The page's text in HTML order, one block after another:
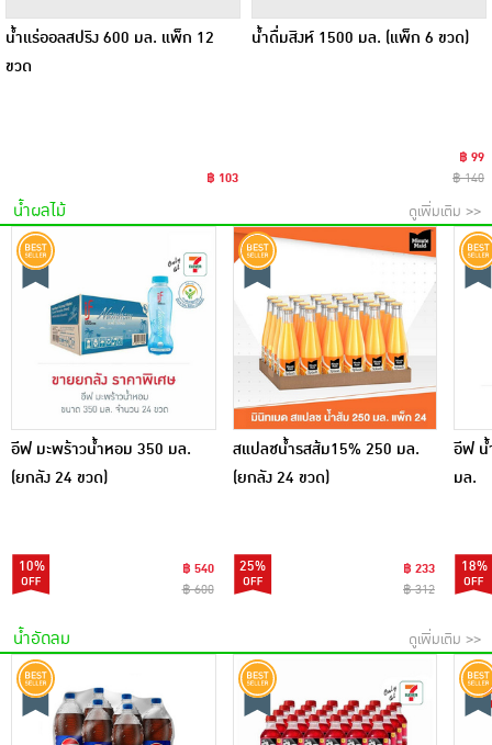
น้ำแร่ออลสปริง 600 มล. แพ็ก 12
ขวด
฿ 103
น้ำดื่มสิงห์ 1500 มล. (แพ็ก 6 ขวด)
฿ 99
฿ 140
น้ำผลไม้ ดูเพิ่มเติม >>
อีฟ มะพร้าวน้ำหอม 350 มล.
(ยกลัง 24 ขวด)
10%
฿ 540
฿ 600
สแปลชน้ำรสส้ม15% 250 มล.
(ยกลัง 24 ขวด)
25%
฿ 233
฿ 312
อีฟ น้
มล.
18%
น้ำอัดลม ดูเพิ่มเติม >>